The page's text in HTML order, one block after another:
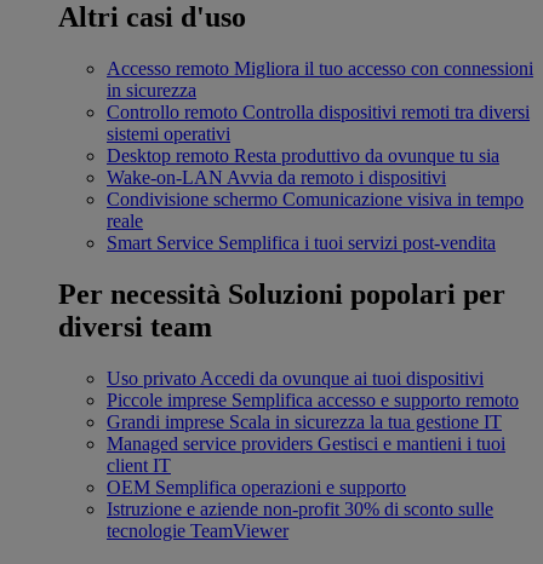
Altri casi d'uso
Accesso remoto Migliora il tuo accesso con connessioni
in sicurezza
Controllo remoto Controlla dispositivi remoti tra diversi
sistemi operativi
Desktop remoto Resta produttivo da ovunque tu sia
Wake-on-LAN Avvia da remoto i dispositivi
Condivisione schermo Comunicazione visiva in tempo
reale
Smart Service Semplifica i tuoi servizi post-vendita
Per necessità Soluzioni popolari per
diversi team
Uso privato Accedi da ovunque ai tuoi dispositivi
Piccole imprese Semplifica accesso e supporto remoto
Grandi imprese Scala in sicurezza la tua gestione IT
Managed service providers Gestisci e mantieni i tuoi
client IT
OEM Semplifica operazioni e supporto
Istruzione e aziende non-profit 30% di sconto sulle
tecnologie TeamViewer